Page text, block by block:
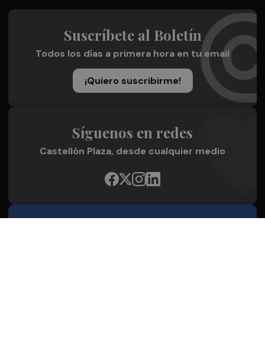
Suscríbete al Boletín
Todos los días a primera hora en tu email
¡Quiero suscribirme!
Síguenos en redes
Castellón Plaza, desde cualquier medio